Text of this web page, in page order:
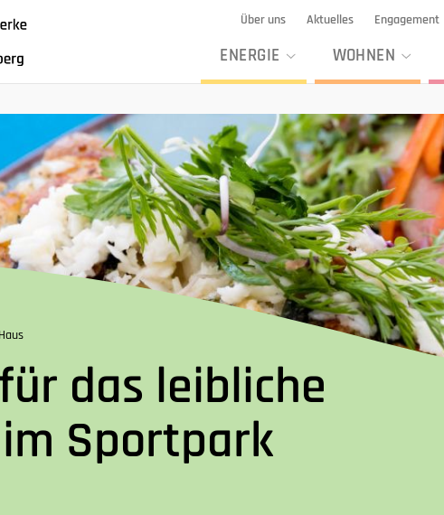
Über uns Aktuelles Engagement
ENERGIE WOHNEN
das leibliche
Sportpark